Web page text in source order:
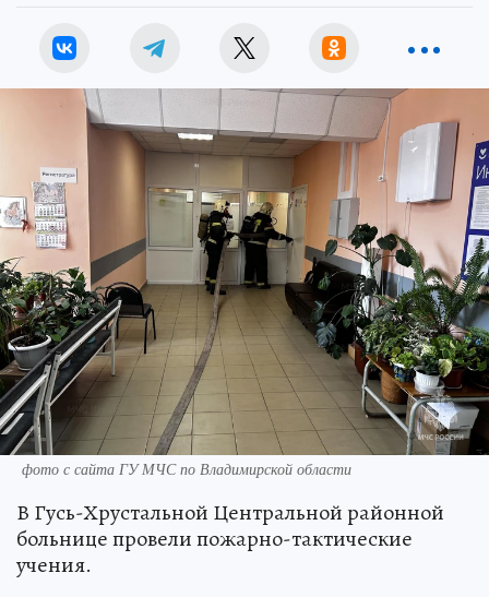
фото с сайта ГУ МЧС по Владимирской области
В Гусь-Хрустальной Центральной районной
больнице провели пожарно-тактические
учения.